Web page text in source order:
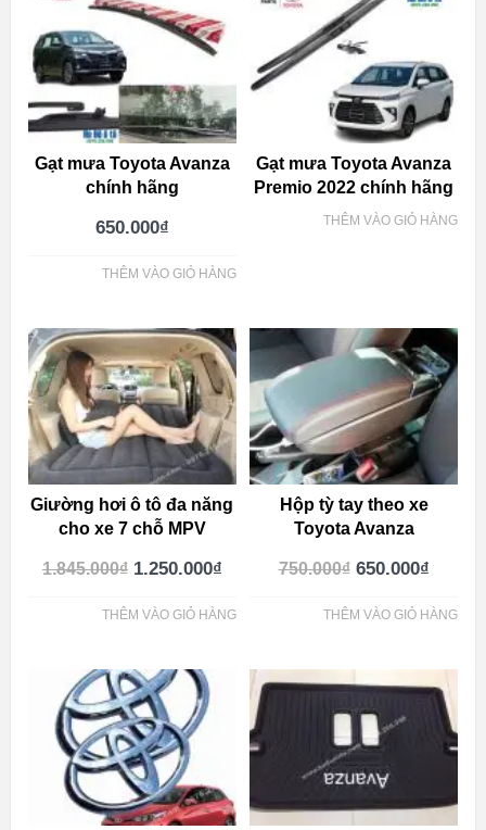
Gạt mưa Toyota Avanza
chính hãng
650.000₫
THÊM VÀO GIỎ HÀNG
Gạt mưa Toyota Avanza
Premio 2022 chính hãng
THÊM VÀO GIỎ HÀNG
Giường hơi ô tô đa năng
cho xe 7 chỗ MPV
1.845.000₫ 1.250.000₫
THÊM VÀO GIỎ HÀNG
Hộp tỳ tay theo xe
Toyota Avanza
750.000₫ 650.000₫
THÊM VÀO GIỎ HÀNG